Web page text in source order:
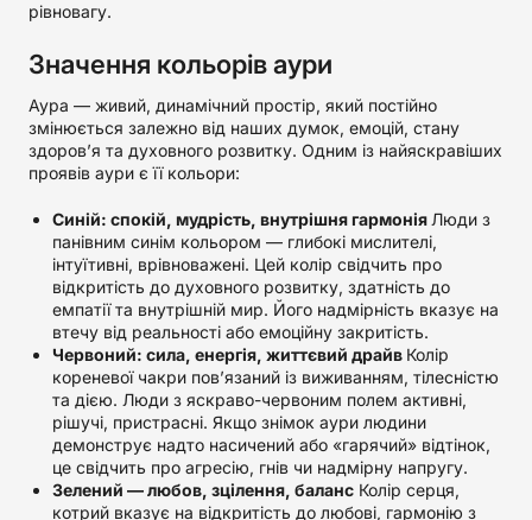
рівновагу.
Значення кольорів аури
Аура — живий, динамічний простір, який постійно
змінюється залежно від наших думок, емоцій, стану
здоров’я та духовного розвитку. Одним із найяскравіших
проявів аури є її кольори:
Синій: спокій, мудрість, внутрішня гармонія Люди з
панівним синім кольором — глибокі мислителі,
інтуїтивні, врівноважені. Цей колір свідчить про
відкритість до духовного розвитку, здатність до
емпатії та внутрішній мир. Його надмірність вказує на
втечу від реальності або емоційну закритість.
Червоний: сила, енергія, життєвий драйв Колір
кореневої чакри пов’язаний із виживанням, тілесністю
та дією. Люди з яскраво-червоним полем активні,
рішучі, пристрасні. Якщо знімок аури людини
демонструє надто насичений або «гарячий» відтінок,
це свідчить про агресію, гнів чи надмірну напругу.
Зелений — любов, зцілення, баланс Колір серця,
котрий вказує на відкритість до любові, гармонію з